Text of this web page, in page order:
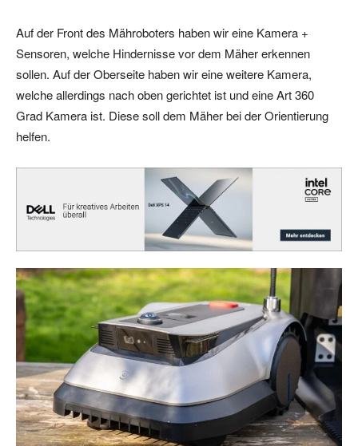
Auf der Front des Mähroboters haben wir eine Kamera +
Sensoren, welche Hindernisse vor dem Mäher erkennen
sollen. Auf der Oberseite haben wir eine weitere Kamera,
welche allerdings nach oben gerichtet ist und eine Art 360
Grad Kamera ist. Diese soll dem Mäher bei der Orientierung
helfen.